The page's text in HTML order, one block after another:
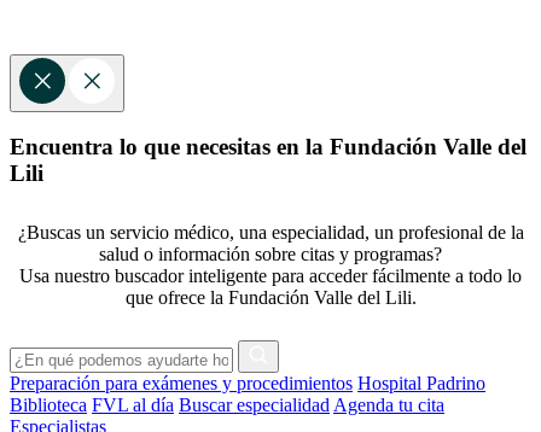
Encuentra lo que necesitas en la Fundación Valle del
Lili
¿Buscas un servicio médico, una especialidad, un profesional de la
salud o información sobre citas y programas?
Usa nuestro buscador inteligente para acceder fácilmente a todo lo
que ofrece la Fundación Valle del Lili.
Preparación para exámenes y procedimientos Hospital Padrino
Biblioteca FVL al día Buscar especialidad Agenda tu cita
Especialistas